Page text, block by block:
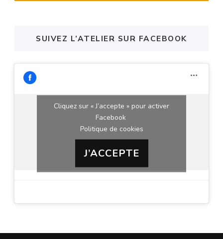
SUIVEZ L’ATELIER SUR FACEBOOK
Cliquez sur « J’accepte » pour activer
Facebook
Politique de cookies
J’ACCEPTE